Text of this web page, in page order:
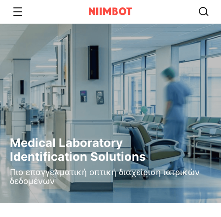
Medical Laboratory
Identification Solutions
Πιο επαγγελματική οπτική διαχείριση ιατρικών
δεδομένων